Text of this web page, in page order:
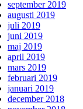
september 2019
augusti 2019
juli 2019
juni 2019
maj 2019
april 2019
mars 2019
februari 2019
januari 2019
december 2018